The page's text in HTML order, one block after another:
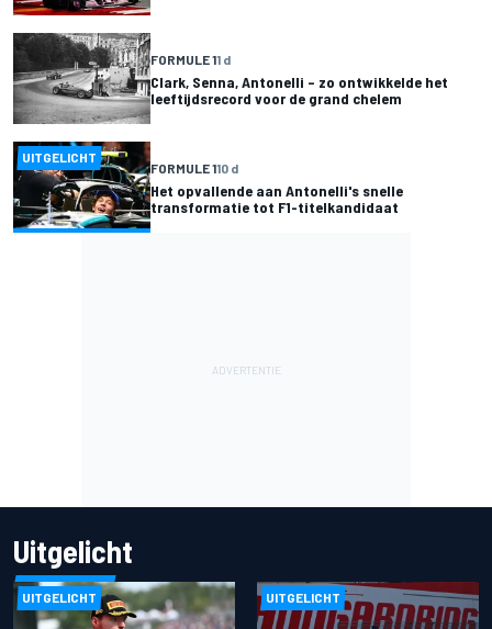
FORMULE 11 d
Clark, Senna, Antonelli – zo ontwikkelde het
leeftijdsrecord voor de grand chelem
UITGELICHT
FORMULE 110 d
Het opvallende aan Antonelli's snelle
transformatie tot F1-titelkandidaat
Uitgelicht
UITGELICHT UITGELICHT